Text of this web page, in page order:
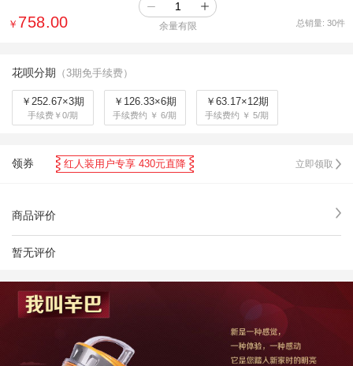
￥ 758.00 余量有限 总销量: 30件
花呗分期 （3期免手续费）
￥252.67×3期
手续费￥0/期
￥126.33×6期
手续费约 ￥ 6/期
￥63.17×12期
手续费约 ￥ 5/期
领券 红人装用户专享 430元直降 立即领取
商品评价
暂无评价